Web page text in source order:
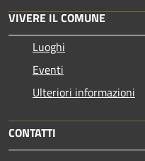
VIVERE IL COMUNE
Luoghi
Eventi
Ulteriori informazioni
CONTATTI